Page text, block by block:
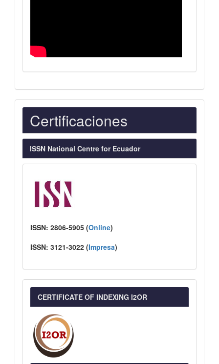
Indexaciones
Certificaciones
ISSN National Centre for Ecuador
ISSN: 2806-5905 (Online)
ISSN: 3121-3022 (Impresa)
CERTIFICATE OF INDEXING I2OR